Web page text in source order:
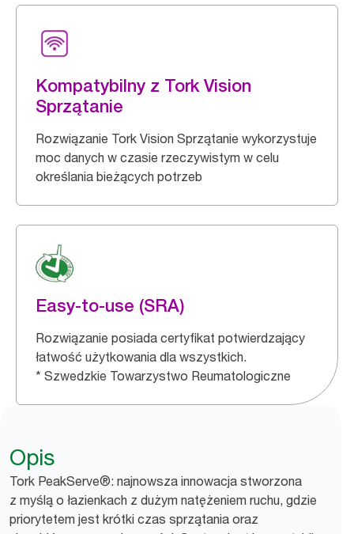
Kompatybilny z Tork Vision
Sprzątanie
Rozwiązanie Tork Vision Sprzątanie wykorzystuje
moc danych w czasie rzeczywistym w celu
określania bieżących potrzeb
Easy-to-use (SRA)
Rozwiązanie posiada certyfikat potwierdzający
łatwość użytkowania dla wszystkich.
* Szwedzkie Towarzystwo Reumatologiczne
Opis
Tork PeakServe®: najnowsza innowacja stworzona
z myślą o łazienkach z dużym natężeniem ruchu, gdzie
priorytetem jest krótki czas sprzątania oraz